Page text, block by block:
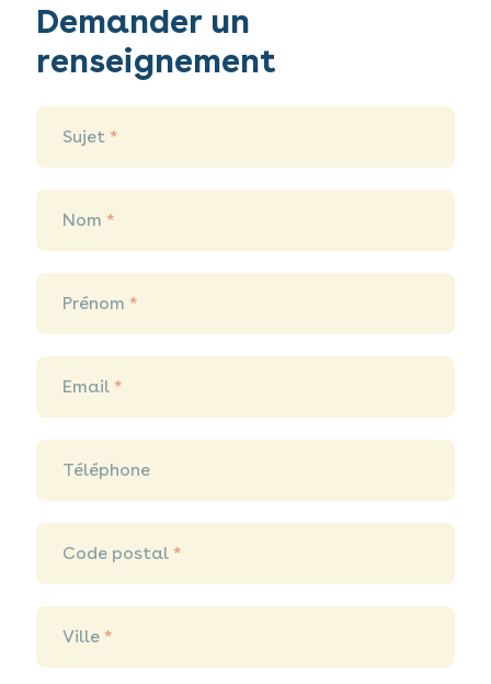
Demander
un
renseignement
Demander un
renseignement
Sujet*
Nom*
Prénom*
Email*
Téléphone
Code postal*
Ville*